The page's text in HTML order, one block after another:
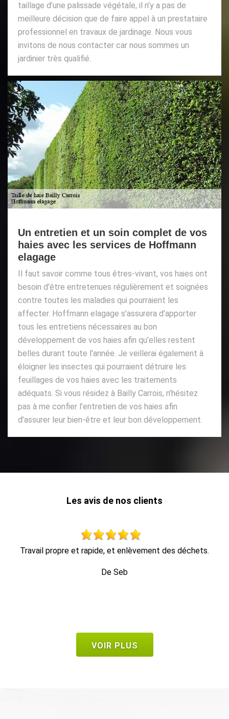
taillage d’une palissade végétale, il n’y a pas de
meilleure décision que de faire appel à un prestataire
professionnel en travaux de jardinage. Nous vous
invitons de nous contacter car nous sommes un
jardinier très qualifié.
Un entretien et un soin complet de vos
haies avec les services de Hoffmann
elagage
Il faut savoir comme tous êtres-vivant, vos haies ont
besoin d’être entretenues régulièrement et soignées
contre toutes les maladies qui pourraient les
affecter. Hoffmann elagage s’assurera d’apporter
tous les entretiens nécessaires au bon
développement de vos haies afin qu’elles restent
belles durant toute l’année. Je veillerai également à
éloigner les insectes qui pourraient détruire les
feuillages de vos haies avec les traitements
adéquats. Si vous résidez à Bailly Carrois, n’hésitez
pas à me confier l’entretien de vos haies afin
d’assurer leur bien-être et leur bon développement.
Les avis de nos clients
travail impeccable, retrait de tout le bois dans la foulée, en
VOIR PLUS